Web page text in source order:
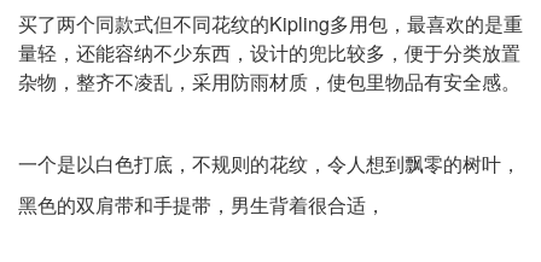
买了两个同款式但不同花纹的Kipling多用包，最喜欢的是重
量轻，还能容纳不少东西，设计的兜比较多，便于分类放置
杂物，整齐不凌乱，采用防雨材质，使包里物品有安全感。
一个是以白色打底，不规则的花纹，令人想到飘零的树叶，
黑色的双肩带和手提带，男生背着很合适，